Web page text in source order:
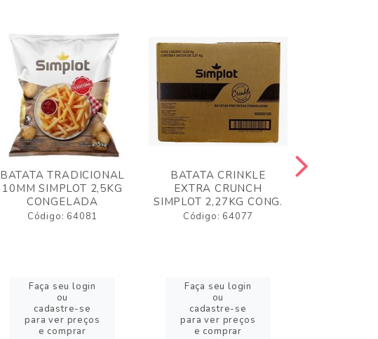
BATATA TRADICIONAL
10MM SIMPLOT 2,5KG
CONGELADA
Código: 64081
Faça seu login
ou
cadastre-se
para ver preços
e comprar
BATATA CRINKLE
EXTRA CRUNCH
SIMPLOT 2,27KG CONG.
Código: 64077
Faça seu login
ou
cadastre-se
para ver preços
e comprar